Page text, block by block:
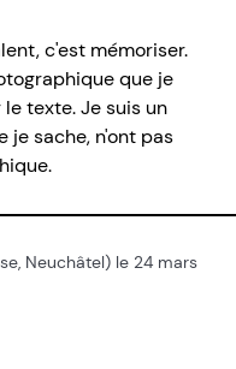
c'est mémoriser.
que je
texte. Je suis un
je sache, n'ont pas
Neuchâtel) le 24 mars